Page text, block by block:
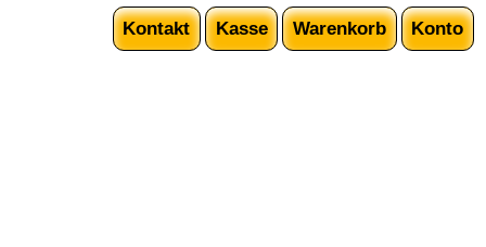
Kontakt Kasse Warenkorb Konto